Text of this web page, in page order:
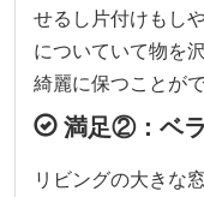
せるし片付けもし
についていて物を
綺麗に保つことがで
満足②：ベ
リビングの大きな